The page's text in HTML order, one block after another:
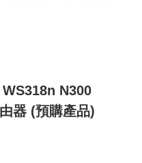
N300
器 (預購產品)